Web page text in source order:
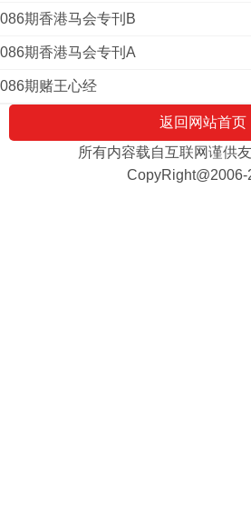
086期香港马会专刊B
086期香港马会专刊A
086期赌王心经
返回网站首页
所有内容载自互联网谨供
CopyRight@2006-